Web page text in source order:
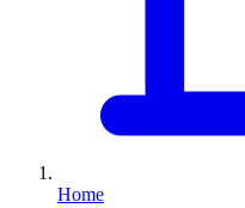
Home